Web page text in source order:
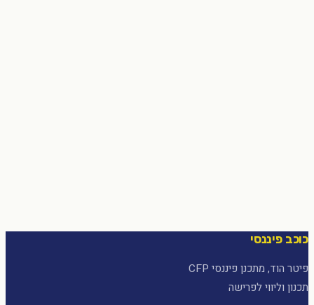
כוכב פיננסי
פיטר הוד, מתכנן פיננסי CFP
תכנון וליווי לפרישה